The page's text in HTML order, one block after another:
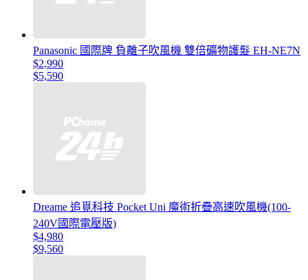
Panasonic 國際牌 負離子吹風機 雙倍礦物護髮 EH-NE7N
$2,990
$5,590
Dreame 追覓科技 Pocket Uni 魔術折疊高速吹風機(100-
240V國際電壓版)
$4,980
$9,560